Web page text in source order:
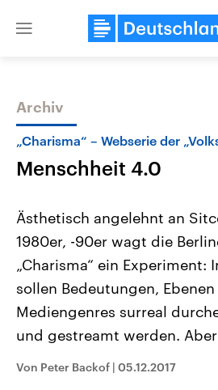
Close
Themen
Landtagswahl Sachsen-Anhalt
2026
Alle Informationen
Sachsen-Anhalt wählt am 6.
September 2026 einen neuen
Landtag. Seit 2021 wird das
Bundesland von einer Koalition aus
CDU, SPD und FDP regiert.-
Archiv
„Charisma“ – Webserie der
Menschheit 4.0
Ästhetisch angelehnt an
1980er, -90er wagt die
„Charisma“ ein
sollen Bedeutungen,
Mediengenres surreal
und gestreamt werden.
Von Peter Backof | 05.12.2017